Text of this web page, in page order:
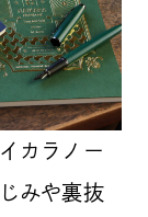
カラノー
みや裏抜